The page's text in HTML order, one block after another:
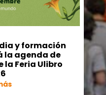
y formación
la agenda de
la Feria Ulibro